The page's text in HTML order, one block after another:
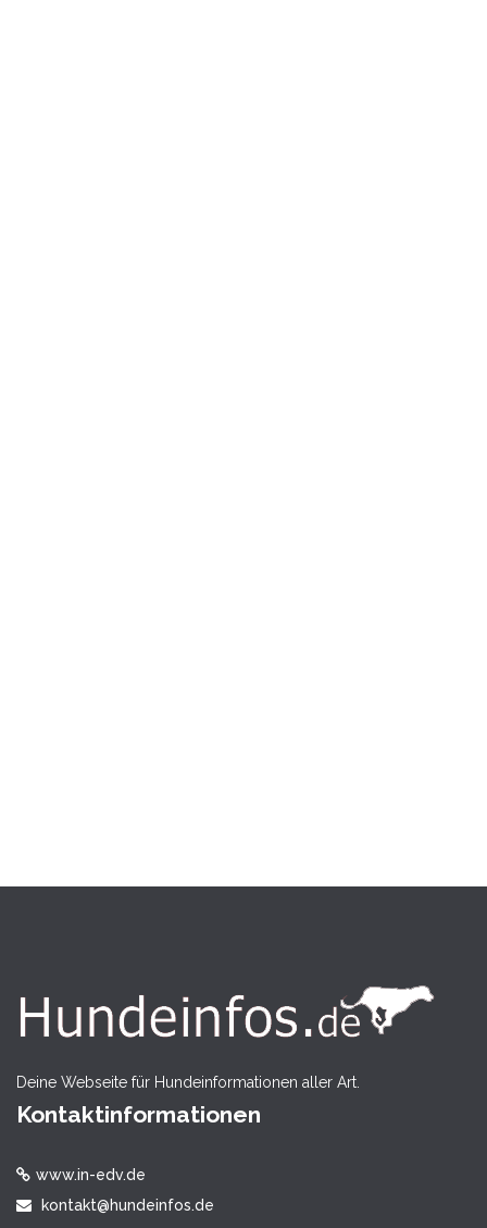
Deine Webseite für Hundeinformationen aller Art.
Kontaktinformationen
www.in-edv.de
kontakt@hundeinfos.de